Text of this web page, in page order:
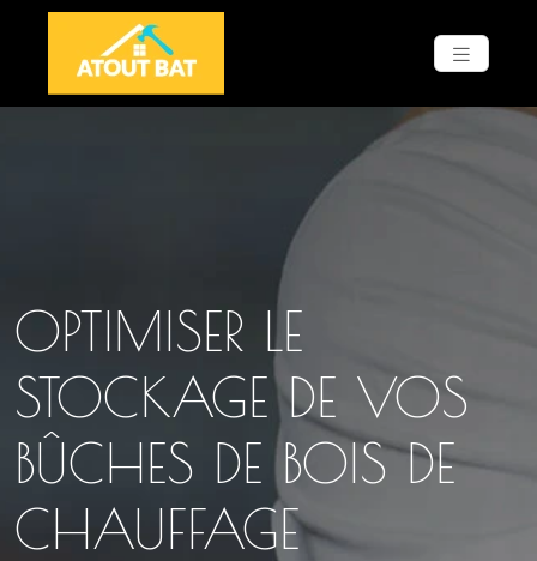
OPTIMISER LE
STOCKAGE DE VOS
BÛCHES DE BOIS DE
CHAUFFAGE